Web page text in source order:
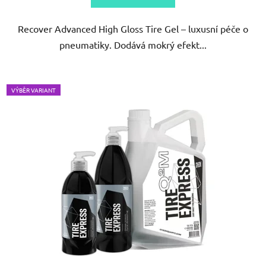
Recover Advanced High Gloss Tire Gel – luxusní péče o
pneumatiky. Dodává mokrý efekt...
VÝBĚR VARIANT